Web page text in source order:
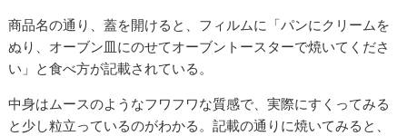
商品名の通り、蓋を開けると、フィルムに「パンにクリームを
ぬり、オーブン皿にのせてオーブントースターで焼いてくださ
い」と食べ方が記載されている。
中身はムースのようなフワフワな質感で、実際にすくってみる
と少し粒立っているのがわかる。記載の通りに焼いてみると、